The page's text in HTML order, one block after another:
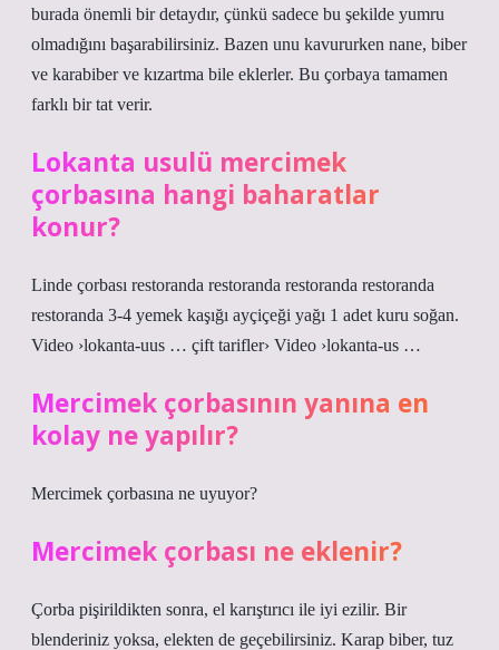
burada önemli bir detaydır, çünkü sadece bu şekilde yumru
olmadığını başarabilirsiniz. Bazen unu kavururken nane, biber
ve karabiber ve kızartma bile eklerler. Bu çorbaya tamamen
farklı bir tat verir.
Lokanta usulü mercimek
çorbasına hangi baharatlar
konur?
Linde çorbası restoranda restoranda restoranda restoranda
restoranda 3-4 yemek kaşığı ayçiçeği yağı 1 adet kuru soğan.
Video ›lokanta-uus … çift tarifler› Video ›lokanta-us …
Mercimek çorbasının yanına en
kolay ne yapılır?
Mercimek çorbasına ne uyuyor?
Mercimek çorbası ne eklenir?
Çorba pişirildikten sonra, el karıştırıcı ile iyi ezilir. Bir
blenderiniz yoksa, elekten de geçebilirsiniz. Karap biber, tuz